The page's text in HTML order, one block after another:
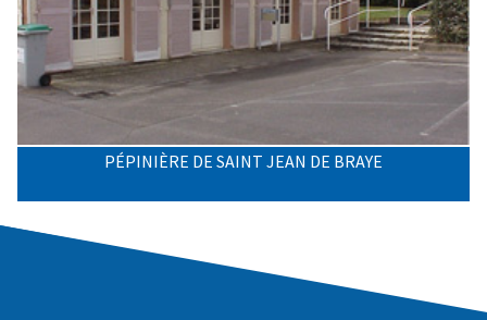
PÉPINIÈRE DE SAINT JEAN DE BRAYE